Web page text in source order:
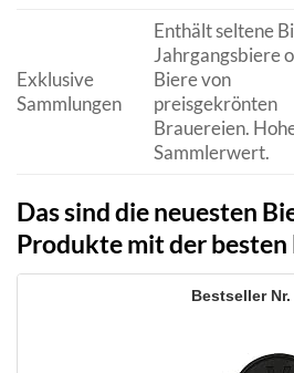
Exklusive
Sammlungen
Enthält seltene
Jahrgangsbiere
Biere von
preisgekrönten
Brauereien.
Sammlerwert.
Das sind die neuesten
Produkte mit der